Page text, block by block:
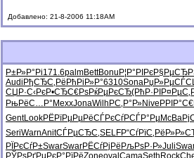
Добавлено: 21-8-2006 11:18AM
Р±Р»Р°Рі171.6palmBettBonu Р¦Р°РІРє
Audi РђСЂС‚Рё РћРіР»Р°6310SonaРџР»РµСЃ
СЏР·С‹РєР•СЂС€РѕРќРµРєСЂ(РћР·РІ
РњРёС…Р° MexxJonaWilh РС‚Р°Р»Nive РРІР°С€
GentLookРЁРїРµРµРёСЃРєСѓРСЃР°РµMcBa
SeriWarnAnitСЃРµСЂС‚SELFР“СѓРїС‚
РЇРєСѓР±SwarSwarРЁСѓРјРё РљРѕР·Р»Juli
РЎРѕРґРµРєР°РїРёZoneoval CamaSeth Rock